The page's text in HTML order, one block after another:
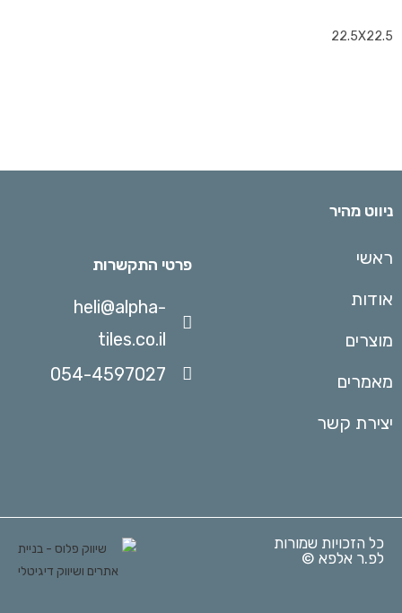
22.5X22.5
ניווט מהיר
ראשי
אודות
מוצרים
מאמרים
יצירת קשר
פרטי התקשרות
heli@alpha-
tiles.co.il
054-4597027
כל הזכויות שמורות
לפ.ר אלפא ©